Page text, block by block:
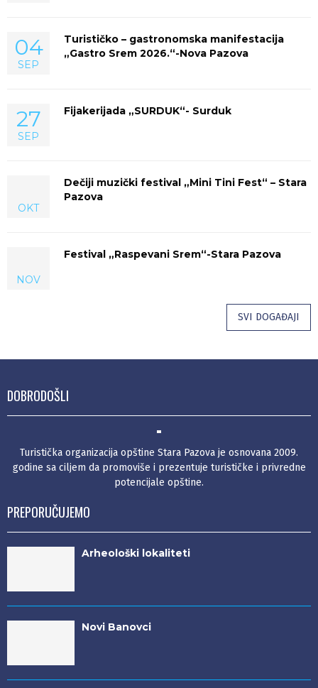
04
SEP
Turističko – gastronomska manifestacija
„Gastro Srem 2026.“-Nova Pazova
27
SEP
Fijakerijada „SURDUK“- Surduk
OKT
Dečiji muzički festival „Mini Tini Fest“ – Stara
Pazova
NOV
Festival „Raspevani Srem“-Stara Pazova
SVI DOGAĐAJI
DOBRODOŠLI
Turistička organizacija opštine Stara Pazova je osnovana 2009.
godine sa ciljem da promoviše i prezentuje turističke i privredne
potencijale opštine.
PREPORUČUJEMO
Arheološki lokaliteti
Novi Banovci